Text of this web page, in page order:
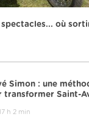
où
Simon : une
transformer Saint-
h 2 min